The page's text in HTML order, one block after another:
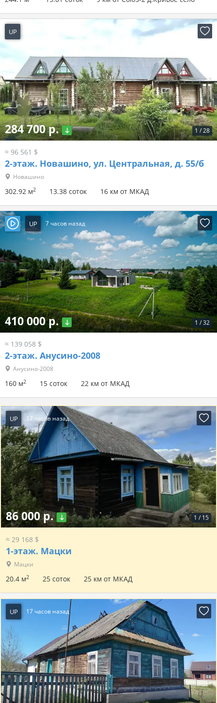
UP
1 /28
284 700 р.
≈ 96 561 $
2-этаж. Новашино, ул. Центральная, д. 55/б
Новашино
302.92 м2 13.38 соток 16 км от МКАД
UP 7 часов назад
1 /32
410 000 р.
≈ 139 058 $
2-этаж. Анусино-2008
Анусино-2008
160 м2 15 соток 22 км от МКАД
UP 17 часов назад
1 / 15
86 000 р.
≈ 29 168 $
1-этаж. Мацки
Мацки
20.4 м2 25 соток 25 км от МКАД
UP 17 часов назад